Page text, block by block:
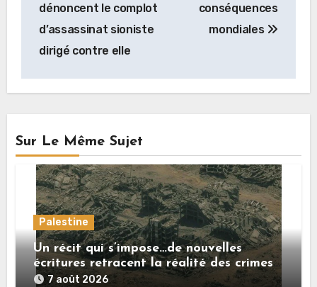
dénoncent le complot
d’assassinat sioniste
dirigé contre elle
conséquences
mondiales
Sur Le Même Sujet
Palestine
Un récit qui s’impose…de nouvelles
écritures retracent la réalité des crimes
sionistes à Gaza
7 août 2026